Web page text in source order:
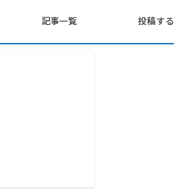
記事一覧 投稿する